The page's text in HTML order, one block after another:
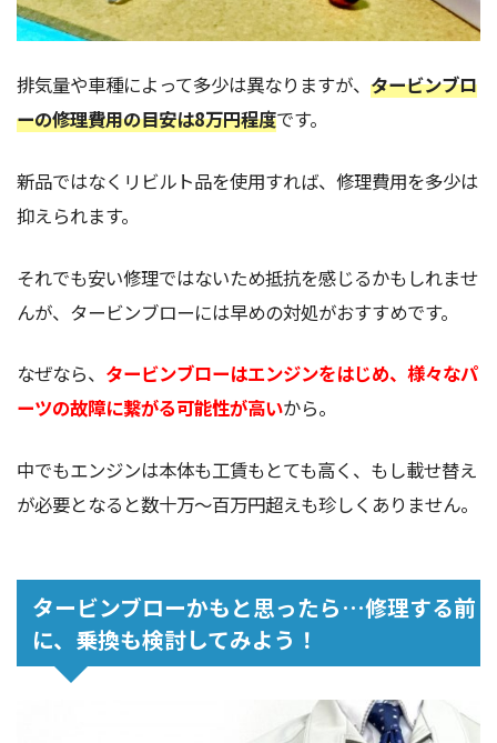
排気量や車種によって多少は異なりますが、 タービンブロ
ーの修理費用の目安は8万円程度です。
新品ではなくリビルト品を使用すれば、修理費用を多少は
抑えられます。
それでも安い修理ではないため抵抗を感じるかもしれませ
んが、タービンブローには早めの対処がおすすめです。
なぜなら、 タービンブローはエンジンをはじめ、様々なパ
ーツの故障に繋がる可能性が高いから。
中でもエンジンは本体も工賃もとても高く、もし載せ替え
が必要となると数十万～百万円超えも珍しくありません。
タービンブローかもと思ったら…修理する前
に、乗換も検討してみよう！